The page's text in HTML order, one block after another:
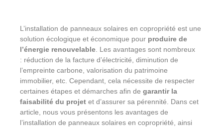
L’installation de panneaux solaires en copropriété est une
solution écologique et économique pour produire de
l’énergie renouvelable . Les avantages sont nombreux
: réduction de la facture d’électricité, diminution de
l’empreinte carbone, valorisation du patrimoine
immobilier, etc. Cependant, cela nécessite de respecter
certaines étapes et démarches afin de garantir la
faisabilité du projet et d’assurer sa pérennité. Dans cet
article, nous vous présentons les avantages de
l’installation de panneaux solaires en copropriété, ainsi